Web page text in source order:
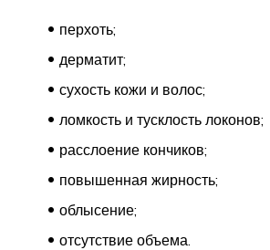
перхоть;
дерматит;
сухость кожи и волос;
ломкость и тусклость локонов;
расслоение кончиков;
повышенная жирность;
облысение;
отсутствие объема.